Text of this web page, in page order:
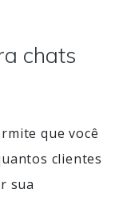
chats
que você
clientes
sua